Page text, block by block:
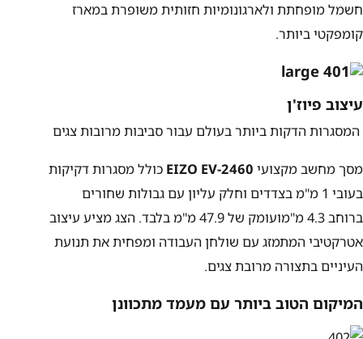
חשמל מופחתת ולארגונומיות חזותית משופרת במארז
קומפקטי ביותר.
עיצוב פיוז'ן
המסגרות הדקות ביותר בעולם עבור סביבות מרובות צגים
מסך מחשב מקצועי EIZO EV-2460 כולל מסגרות דקיקות
בעובי 1 מ"מ בצדדים וחלק עליון עם גבולות שחורים
ברוחב4.3מ"מועומק של47.9מ"מ בלבד. הצג מציע עיצוב
אטרקטיבי המתמזג עם שולחן העבודה ומפחית את תנועת
העיניים בתצורה מרובת צגים.
המיקום הטוב ביותר עם מעמד מתכוונן